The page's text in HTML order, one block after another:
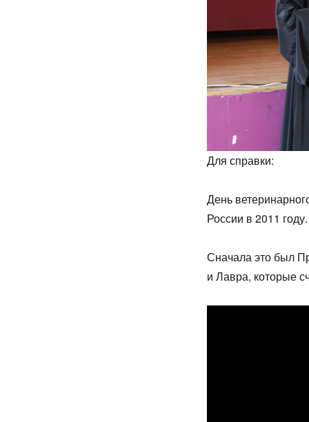
Для справки:
День
России в 2011 году.
Сначала это был
и Лавра, которые